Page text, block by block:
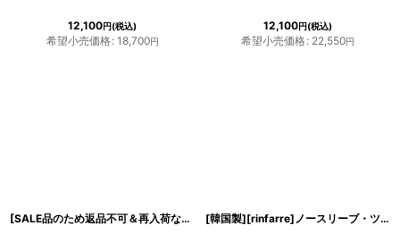
12,100円(税込)
希望小売価格: 18,700円
12,100円(税込)
希望小売価格: 22,550円
[SALE品のため返品不可＆再入荷なしの現品限り][韓国製][rinfarre]花柄・水彩画風・パステルVネック・カシュクール・七分袖・マキシ・ロングドレス・ワンピース[山崎みどり・黒木麗奈着用]mygygr [韓国製][rinfarre]ノースリーブ・ツイード・ボタン付き・フリンジ・ストレッチ・タイト・ミディアムドレス・ワンピース[黒木麗奈着用][送料無料]